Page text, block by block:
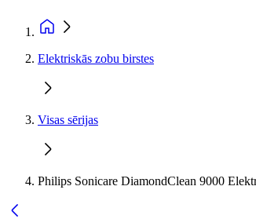
Elektriskās zobu birstes
Visas sērijas
Philips Sonicare DiamondClean 9000